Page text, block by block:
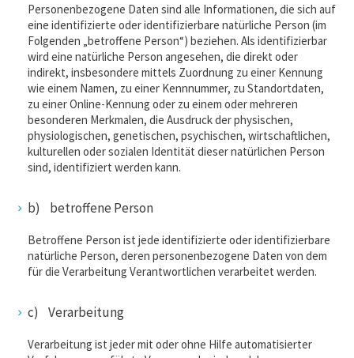
Personenbezogene Daten sind alle Informationen, die sich auf
eine identifizierte oder identifizierbare natürliche Person (im
Folgenden „betroffene Person“) beziehen. Als identifizierbar
wird eine natürliche Person angesehen, die direkt oder
indirekt, insbesondere mittels Zuordnung zu einer Kennung
wie einem Namen, zu einer Kennnummer, zu Standortdaten,
zu einer Online-Kennung oder zu einem oder mehreren
besonderen Merkmalen, die Ausdruck der physischen,
physiologischen, genetischen, psychischen, wirtschaftlichen,
kulturellen oder sozialen Identität dieser natürlichen Person
sind, identifiziert werden kann.
b) betroffene Person
Betroffene Person ist jede identifizierte oder identifizierbare
natürliche Person, deren personenbezogene Daten von dem
für die Verarbeitung Verantwortlichen verarbeitet werden.
c) Verarbeitung
Verarbeitung ist jeder mit oder ohne Hilfe automatisierter